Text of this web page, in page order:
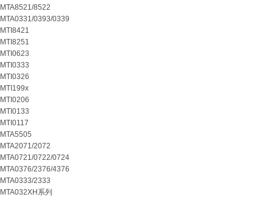
MTA8521/8522
MTA0331/0393/0339
MTI8421
MTI8251
MTI0623
MTI0333
MTI0326
MTI199x
MTI0206
MTI0133
MTI0117
MTA5505
MTA2071/2072
MTA0721/0722/0724
MTA0376/2376/4376
MTA0333/2333
MTA032XH系列